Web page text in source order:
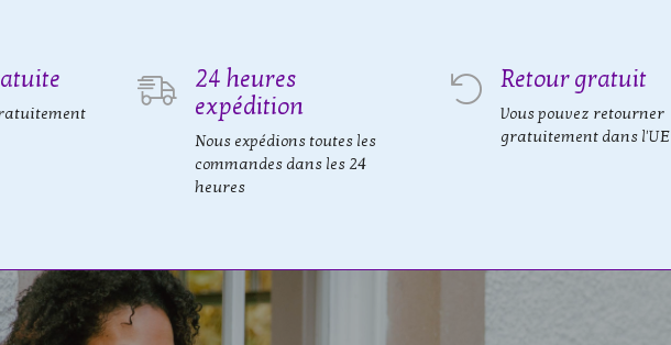
24 heures
expédition
Nous expédions toutes les
commandes dans les 24
heures
Retour gratuit
Vous pouvez retourner
gratuitement dans l'UE